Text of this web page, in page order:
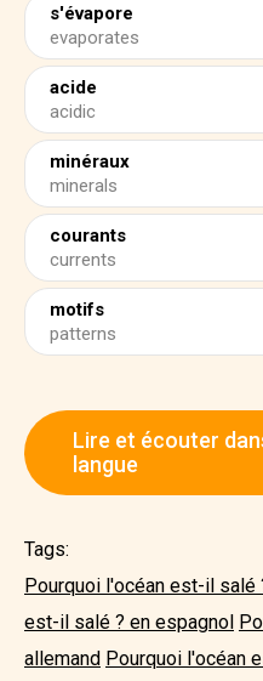
s'évapore
evaporates
acide
acidic
minéraux
minerals
courants
currents
motifs
patterns
Lire et écouter
langue
Tags:
Pourquoi l'océan est-il salé
est-il salé ? en espagnol
allemand Pourquoi l'océan